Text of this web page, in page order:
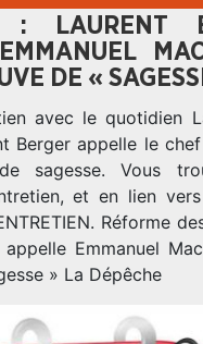
: LAURENT
DE «
avec le quotidien
Berger appelle le chef
sagesse. Vous
et en lien
Réforme
appelle Emmanuel
» La Dépêche